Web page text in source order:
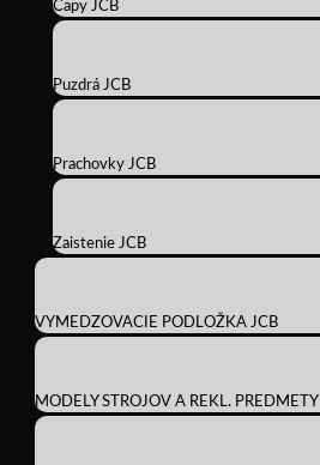
Čapy JCB
Puzdrá JCB
Prachovky JCB
Zaistenie JCB
VYMEDZOVACIE PODLOŽKA JCB
MODELY STROJOV A REKL. PREDMETY